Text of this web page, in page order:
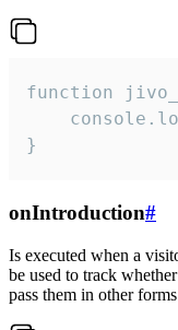
function
}
onIntroduction#
Is executed when a
be used to track
pass them in other